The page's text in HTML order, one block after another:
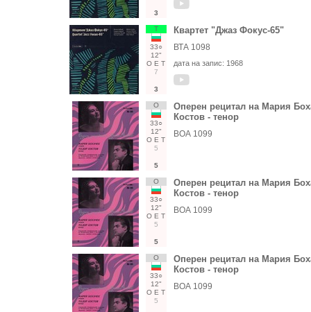
3
Т
33○
12"
О Е Т
7
3
Квартет "Джаз Фокус-65"
ВТА 1098
дата на запис: 1968
О
33○
12"
О Е Т
5
5
Оперен рецитал на Мария
Костов - тенор
ВОА 1099
О
33○
12"
О Е Т
5
5
Оперен рецитал на Мария
Костов - тенор
ВОА 1099
О
33○
12"
О Е Т
5
Оперен рецитал на Мария
Костов - тенор
ВОА 1099